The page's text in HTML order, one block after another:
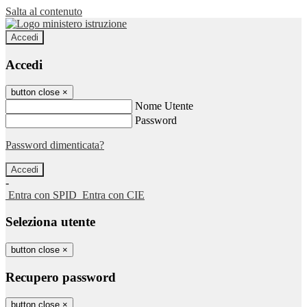
Salta al contenuto
Accedi
Accedi
button close ×
Nome Utente
Password
Password dimenticata?
-
Entra con SPID Entra con CIE
Seleziona utente
button close ×
Recupero password
button close ×